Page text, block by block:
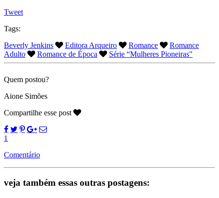
Tweet
Tags:
Beverly Jenkins
Editora Arqueiro Romance
Romance
Adulto
Romance de Época Série “Mulheres Pioneiras"
Quem postou?
Aione Simões
Compartilhe esse post
1
Comentário
veja também essas outras postagens: